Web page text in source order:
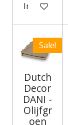
In
Sale!
Dutch
Decor
DANI -
Olijfgr
oen